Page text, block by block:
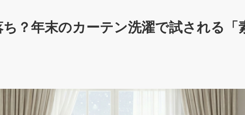
？年末のカーテン洗濯で試される「